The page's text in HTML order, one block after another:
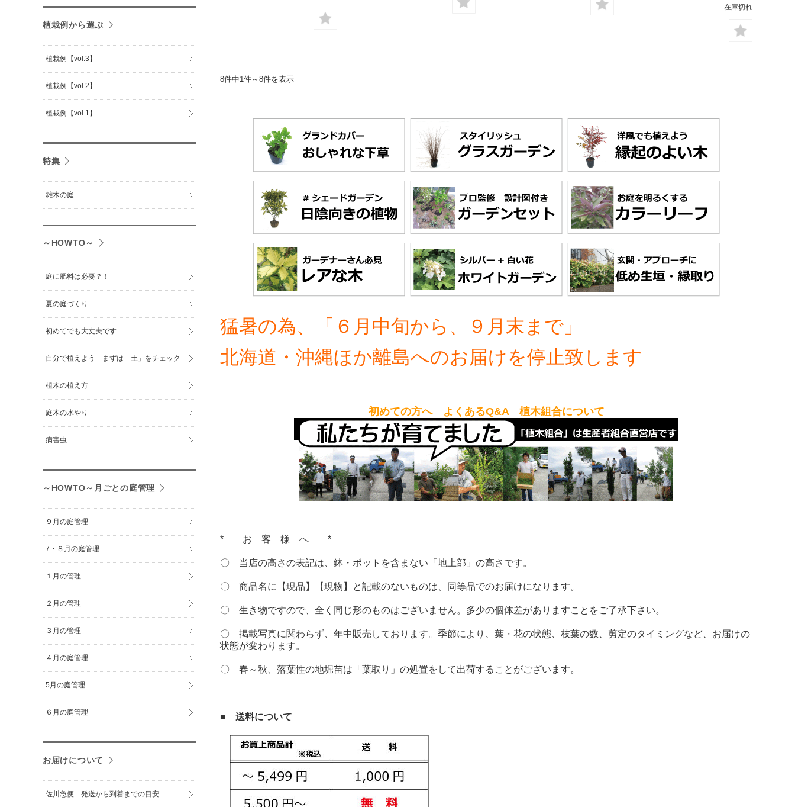
在庫切れ
8件中1件～8件を表示
猛暑の為、「６月中旬から、９月末まで」
北海道・沖縄ほか離島へのお届けを停止致します
初めての方へ よくあるQ&A 植木組合について
* お 客 様 へ *
〇 当店の高さの表記は、鉢・ポットを含まない「地上部」の高さです。
〇 商品名に【現品】【現物】と記載のないものは、同等品でのお届けになります。
〇 生き物ですので、全く同じ形のものはございません。多少の個体差がありますことをご了承下さい。
〇 掲載写真に関わらず、年中販売しております。季節により、葉・花の状態、枝葉の数、剪定のタイミングなど、お届けの
状態が変わります。
〇 春～秋、落葉性の地堀苗は「葉取り」の処置をして出荷することがございます。
■ 送料について
植栽例から選ぶ
植栽例【vol.3】
植栽例【vol.2】
植栽例【vol.1】
特集
雑木の庭
～HOWTO～
庭に肥料は必要？！
夏の庭づくり
初めてでも大丈夫です
自分で植えよう まずは「土」をチェック
植木の植え方
庭木の水やり
病害虫
～HOWTO～月ごとの庭管理
９月の庭管理
7・８月の庭管理
１月の管理
２月の管理
３月の管理
４月の庭管理
5月の庭管理
６月の庭管理
お届けについて
佐川急便 発送から到着までの目安